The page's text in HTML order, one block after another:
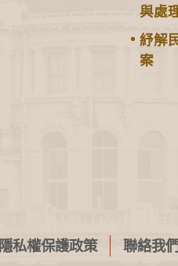
與處
紓解
案
隱私權保護政策 聯絡我們